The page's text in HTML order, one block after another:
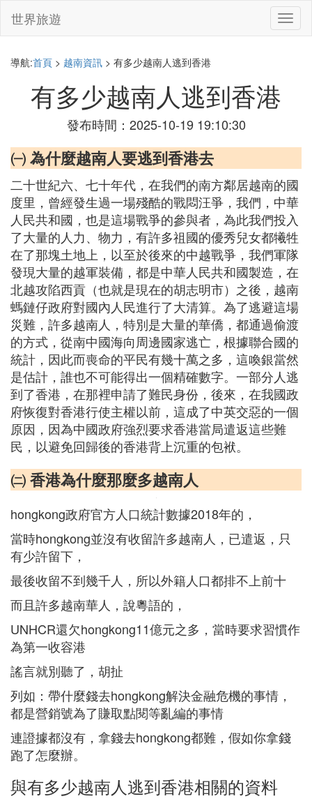
切
換
世界旅遊
導航:首頁 > 越南資訊 > 有多少越南人逃到香港
有多少越南人逃到香港
發布時間：2025-10-19 19:10:30
㈠ 為什麼越南人要逃到香港去
二十世紀六、七十年代，在我們的南方鄰居越南的國
度里，曾經發生過一場殘酷的戰悶汪爭，我們，中華
人民共和國，也是這場戰爭的參與者，為此我們投入
了大量的人力、物力，有許多祖國的優秀兒女都犧牲
在了那塊土地上，以至於後來的中越戰爭，我們軍隊
發現大量的越軍裝備，都是中華人民共和國製造，在
北越攻陷西貢（也就是現在的胡志明市）之後，越南
螞鏈仔政府對國內人民進行了大清算。為了逃避這場
災難，許多越南人，特別是大量的華僑，都通過偷渡
的方式，從南中國海向周邊國家逃亡，根據聯合國的
統計，因此而喪命的平民有幾十萬之多，這喚銀當然
是估計，誰也不可能得出一個精確數字。一部分人逃
到了香港，在那裡申請了難民身份，後來，在我國政
府恢復對香港行使主權以前，這成了中英交惡的一個
原因，因為中國政府強烈要求香港當局遣返這些難
民，以避免回歸後的香港背上沉重的包袱。
㈡ 香港為什麼那麼多越南人
hongkong政府官方人口統計數據2018年的，
當時hongkong並沒有收留許多越南人，已遣返，只
有少許留下，
最後收留不到幾千人，所以外籍人口都排不上前十
而且許多越南華人，說粵語的，
UNHCR還欠hongkong11億元之多，當時要求習慣作
為第一收容港
謠言就別聽了，胡扯
列如：帶什麼錢去hongkong解決金融危機的事情，
都是營銷號為了賺取點閱等亂編的事情
連證據都沒有，拿錢去hongkong都難，假如你拿錢
跑了怎麼辦。
與有多少越南人逃到香港相關的資料